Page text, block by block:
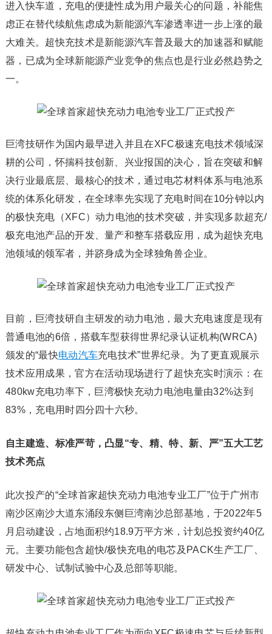
进入快车道，充电的便捷性成为用户最关心的问题，补能焦
虑正在替代续航焦虑成为新能源汽车渗透率进一步上涨的最
大难关。超快充技术是新能源汽车普及最大的加速器和赋能
器，已成为全球新能源产业竞争的焦点也是行业必然趋势之
一。
巨湾技研作为国内最早进入并且在XFC极速充电技术领域深
耕的公司，怀揣科技创新、兴业报国的决心，旨在突破和解
决行业最底层、最核心的技术，通过电芯材料体系与电池系
统的体系化研发，在全球率先实现了充电时间在10分钟以内
的极快充电（XFC）动力电池的技术突破，并实现多款超充/
极充电池产品的开发、量产和整车搭载应用，成为超快充电
池领域的领军者，并跻身成为全球独角兽企业。
目前，巨湾技研自主研发的动力电池，最大充电速度是现有
普通电池的6倍，搭载车型获得世界纪录认证机构(WRCA)
颁发的“最快电动汽车充电技术”世界纪录。为了更直观展示
技术应用成果，官方在活动现场进行了超快充实时演示：在
480kw充电功率下，巨湾极快充动力电池电量由32%达到
83%，充电用时四分四十六秒。
自主建造、标准严苛，凸显“专、精、特、新、严”五大工艺
技术亮点
此次投产的“全球首家超快充动力电池专业工厂”位于广州市
南沙区南沙大道东涌段东侧巨湾南沙总部基地，于2022年5
月启动建设，占地面积约18.9万平方米，计划总投资约40亿
元。主要功能包含超快/极快充电的电芯及PACK生产工厂、
研发中心、试制试验中心及总部等职能。